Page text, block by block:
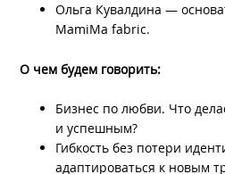
Ольга Кувалдина —
MamiMa fabric.
О чем будем говорить:
Бизнес по любви. Что
и успешным?
Гибкость без потери
адаптироваться к новым